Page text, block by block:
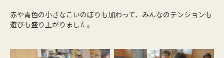
赤や青色の小さなこいのぼりも加わって、みんなのテンションも
遊びも盛り上がりました。